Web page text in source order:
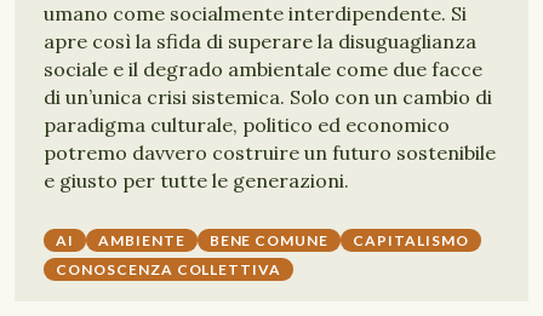
umano come socialmente interdipendente. Si
apre così la sfida di superare la disuguaglianza
sociale e il degrado ambientale come due facce
di un’unica crisi sistemica. Solo con un cambio di
paradigma culturale, politico ed economico
potremo davvero costruire un futuro sostenibile
e giusto per tutte le generazioni.
AI AMBIENTE BENE COMUNE
CAPITALISMO
CONOSCENZA COLLETTIVA